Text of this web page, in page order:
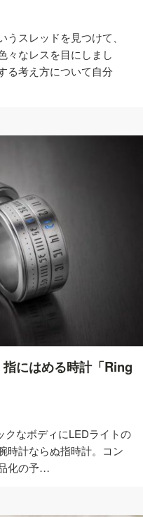
うスレッドを見つけて、
々なレスを目にしまし
る考え方について自分
にはめる時計「Ring
クなボディにLEDライトの
時計ならぬ指時計。コン
化の予…